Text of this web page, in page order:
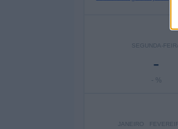
SEGUNDA-
-
- %
JANEIRO